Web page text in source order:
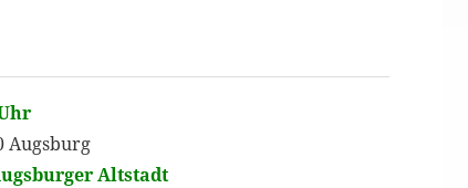
Augsburg
Altstadt